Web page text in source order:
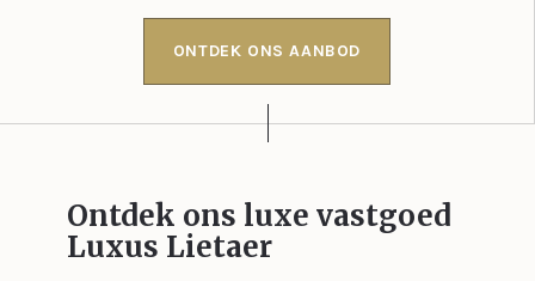
ONTDEK ONS AANBOD
Ontdek ons luxe vastgoed
Luxus Lietaer